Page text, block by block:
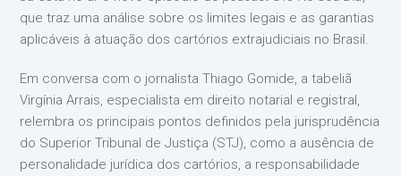
que traz uma análise sobre os limites legais e as garantias
aplicáveis à atuação dos cartórios extrajudiciais no Brasil.
Em conversa com o jornalista Thiago Gomide, a tabeliã
Virgínia Arrais, especialista em direito notarial e registral,
relembra os principais pontos definidos pela jurisprudência
do Superior Tribunal de Justiça (STJ), como a ausência de
personalidade jurídica dos cartórios, a responsabilidade